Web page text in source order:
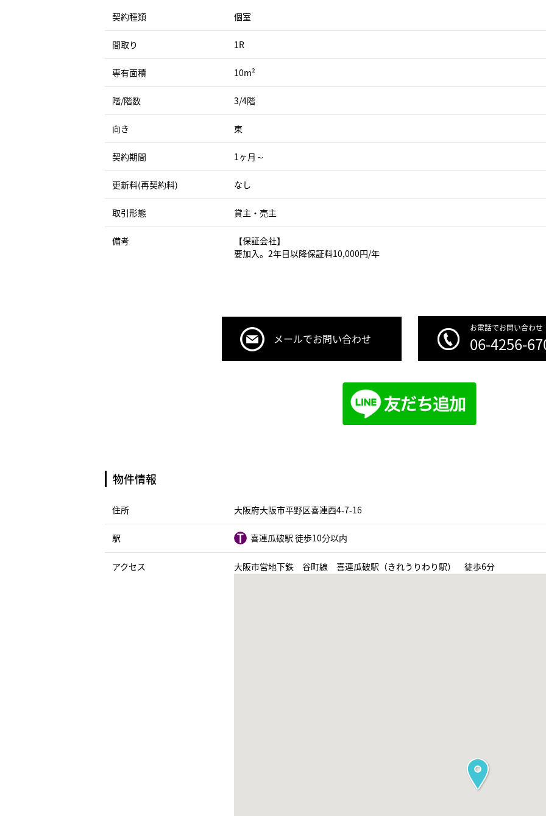
契約種類 個室
間取り 1R
専有面積 10m²
階/階数 3/4階
向き 東
契約期間 1ヶ月～
更新料(再契約料) なし
取引形態 貸主・売主
備考
【保証会社】
要加入。2年目以降保証料10,000円/年
メールでお問い合わせ
お電話でお問い合わせ
06-4256-
物件情報
住所 大阪府大阪市平野区喜連西4-7-16
駅 喜連瓜破駅 徒歩10分以内
アクセス 大阪市営地下鉄 谷町線 喜連瓜破駅（きれうりわり駅） 徒歩6分